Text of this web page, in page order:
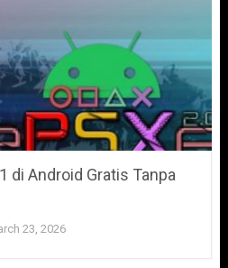
di Android Gratis Tanpa
23, 2026